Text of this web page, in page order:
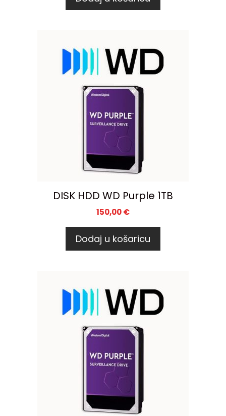
DISK HDD WD Purple 1TB
150,00€
Dodaj u košaricu